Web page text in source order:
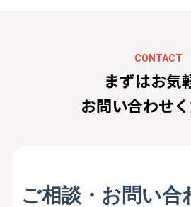
CONTACT
まずはお気
お問い合わせ